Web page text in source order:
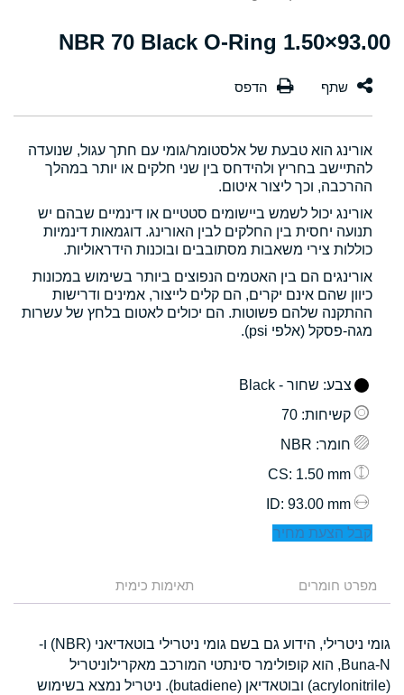
93.00×1.50 NBR 70 Black O-Ring
אורינג הוא טבעת של אלסטומר/גומי עם חתך עגול, שנועדה
להתיישב בחריץ ולהידחס בין שני חלקים או יותר במהלך
ההרכבה, וכך ליצור איטום.
אורינג יכול לשמש ביישומים סטטיים או דינמיים שבהם יש
תנועה יחסית בין החלקים לבין האורינג. דוגמאות דינמיות
כוללות צירי משאבות מסתובבים ובוכנות הידראוליות.
אורינגים הם בין האטמים הנפוצים ביותר בשימוש במכונות
כיוון שהם אינם יקרים, הם קלים לייצור, אמינים ודרישות
ההתקנה שלהם פשוטות. הם יכולים לאטום בלחץ של עשרות
מגה-פסקל (אלפי psi).
צבע: שחור - Black
קשיחות: 70
חומר: NBR
: 1.50 mm
: 93.00 mm
קבל הצעת מחיר
מפרט חומרים תאימות כימית
גומי ניטרילי, הידוע גם בשם גומי ניטרילי בוטאדיאני (NBR) ו-
Buna-N, הוא קופולימר סינתטי המורכב מאקרילוניטריל
(acrylonitrile) ובוטאדיאן (butadiene). ניטריל נמצא בשימוש